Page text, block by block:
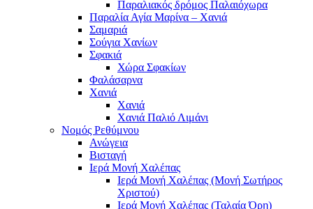
Παραλιακός δρόμος Παλαιόχωρα
Παραλία Αγία Μαρίνα – Χανιά
Σαμαριά
Σούγια Χανίων
Σφακιά
Χώρα Σφακίων
Φαλάσαρνα
Χανιά
Χανιά
Χανιά Παλιό Λιμάνι
Νομός Ρεθύμνου
Ανώγεια
Βισταγή
Ιερά Μονή Χαλέπας
Ιερά Μονή Χαλέπας (Μονή Σωτήρος
Χριστού)
Ιερά Μονή Χαλέπας (Ταλαία Όρη)